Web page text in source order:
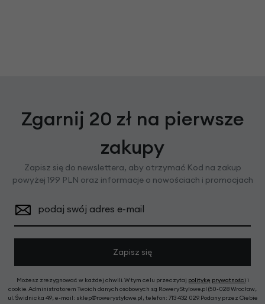
Zgarnij 20 zł na pierwsze
zakupy
Zapisz się do newslettera, aby otrzymać Kod na zakup
powyżej 199 PLN oraz informacje o nowościach i promocjach
podaj swój adres e-mail
Zapisz się
Możesz zrezygnować w każdej chwili. W tym celu przeczytaj politykę prywatności i
cookie. Administratorem Twoich danych osobowych są RoweryStylowe.pl (50-028 Wrocław,
ul. Świdnicka 49; e-mail: sklep@rowerystylowe.pl, telefon: 713 432 029. Podany przez Ciebie